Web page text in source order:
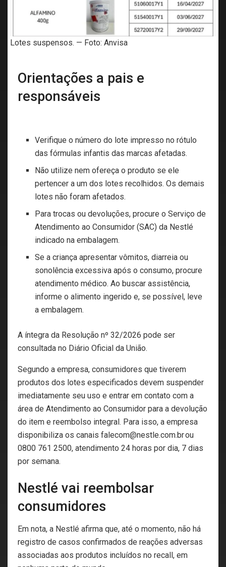
Lotes suspensos. — Foto: Anvisa
Orientações a pais e
responsáveis
Verifique o número do lote impresso no rótulo
das fórmulas infantis das marcas afetadas.
Não utilize nem ofereça o produto se ele
pertencer a um dos lotes recolhidos. Os demais
lotes não foram afetados.
Para trocas ou devoluções, procure o Serviço de
Atendimento ao Consumidor (SAC) da Nestlé
indicado na embalagem.
Se a criança apresentar vômitos, diarreia ou
sonolência excessiva após o consumo, procure
atendimento médico. Ao buscar assistência,
informe o alimento ingerido e, se possível, leve
a embalagem.
A íntegra da Resolução nº 32/2026 pode ser
consultada no Diário Oficial da União.
Segundo a empresa, consumidores que tiverem
produtos dos lotes especificados devem suspender
imediatamente seu uso e entrar em contato com a
área de Atendimento ao Consumidor para a devolução
do item e reembolso integral. Para isso, a empresa
disponibiliza os canais falecom@nestle.com.br ou
0800 761 2500, atendimento 24 horas por dia, 7 dias
por semana.
Nestlé vai reembolsar
consumidores
Em nota, a Nestlé afirma que, até o momento, não há
registro de casos confirmados de reações adversas
associadas aos produtos incluídos no recall, em